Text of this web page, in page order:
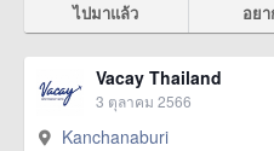
ไปมาแล้ว อย
Vacay Thailand
3 ตุลาคม 2566
Kanchanaburi